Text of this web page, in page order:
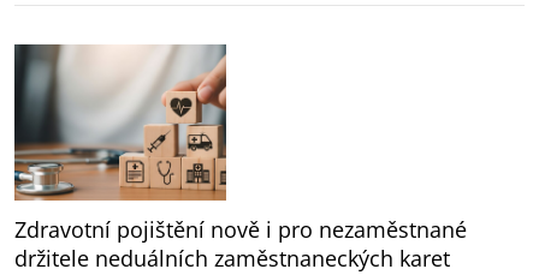
Zdravotní pojištění nově i pro nezaměstnané
držitele neduálních zaměstnaneckých karet